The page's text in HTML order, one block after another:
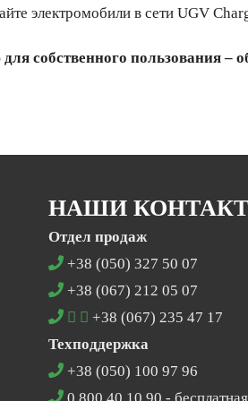
электромобили в сети UGV
собственного пользования
НАШИ
Отдел продаж
+38 (050) 327 50 07
+38 (067) 212 05 07
+38 (067) 235 47 17
Техподдержка
+38 (050) 100 97 96